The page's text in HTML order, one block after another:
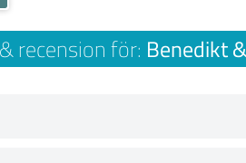
recension för: Benedikt